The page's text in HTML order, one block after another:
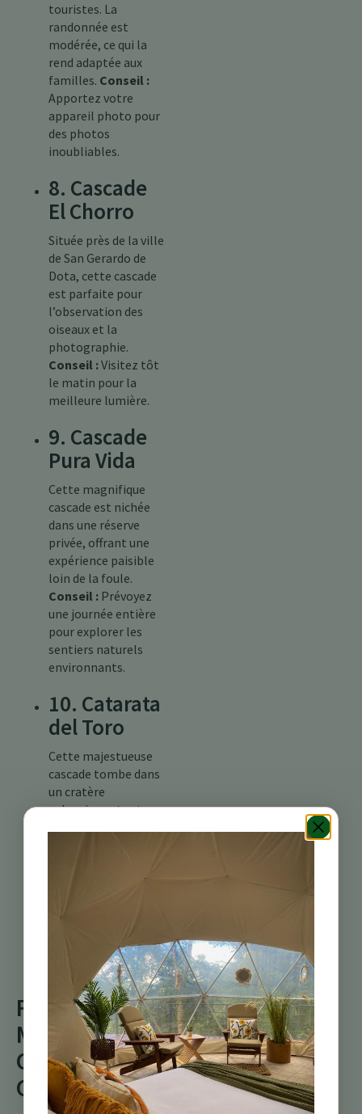
touristes. La
randonnée est
modérée, ce qui la
rend adaptée aux
familles. Conseil :
Apportez votre
appareil photo pour
des photos
inoubliables.
8. Cascade
El Chorro
Située près de la ville
de San Gerardo de
Dota, cette cascade
est parfaite pour
l’observation des
oiseaux et la
photographie.
Conseil :Visitez tôt
le matin pour la
meilleure lumière.
9. Cascade
Pura Vida
Cette magnifique
cascade est nichée
dans une réserve
privée, offrant une
expérience paisible
loin de la foule.
Conseil : Prévoyez
une journée entière
pour explorer les
sentiers naturels
environnants.
10. Catarata
del Toro
Cette majestueuse
cascade tombe dans
un cratère
volcanique et est
équipement de
rafraîchissante !
FAQs sur les
Meilleures
Cascades du
Costa Rica